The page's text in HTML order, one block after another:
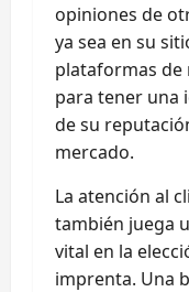
opiniones de
ya sea en su
plataformas de
para tener una
de su
mercado.
La atención al
también juega
vital en la
imprenta. Una